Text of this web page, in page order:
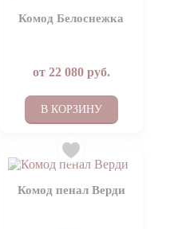
Комод Белоснежка
от 22 080руб.
В КОРЗИНУ
Комод пенал Верди